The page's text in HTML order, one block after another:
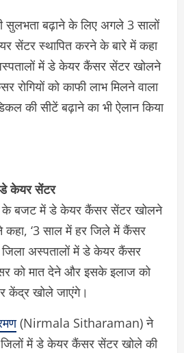
सुलभता बढ़ाने के लिए अगले 3 सालों
सेंटर स्थापित करने के बारे में कहा
में डे केयर कैंसर सेंटर खोलने
रोगियों को काफी लाभ मिलने वाला
की सीटें बढ़ाने का भी ऐलान किया
केयर सेंटर
के बजट में डे केयर कैंसर सेंटर खोलने
कहा, ‘3 साल में हर जिले में कैंसर
अस्पतालों में डे केयर कैंसर
को मात देने और इसके इलाज को
केंद्र खोले जाएंगे।
(Nirmala Sitharaman) ने
में डे केयर कैंसर सेंटर खोले की